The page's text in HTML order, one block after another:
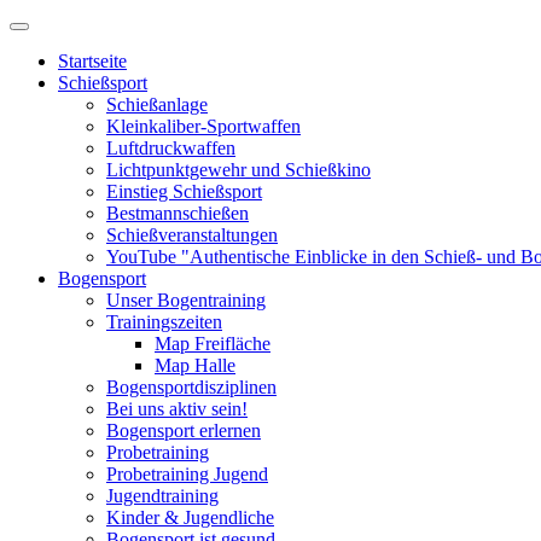
Startseite
Schießsport
Schießanlage
Kleinkaliber-Sportwaffen
Luftdruckwaffen
Lichtpunktgewehr und Schießkino
Einstieg Schießsport
Bestmannschießen
Schießveranstaltungen
YouTube "Authentische Einblicke in den Schieß- und
Bogensport
Unser Bogentraining
Trainingszeiten
Map Freifläche
Map Halle
Bogensportdisziplinen
Bei uns aktiv sein!
Bogensport erlernen
Probetraining
Probetraining Jugend
Jugendtraining
Kinder & Jugendliche